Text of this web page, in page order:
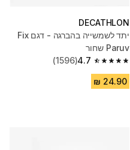
DECATHLON
יתד לשמשייה בהברגה - דגם Fix
Paruv שחור
4.7
4.7 out of 5 stars from 1596 reviews
(1596)